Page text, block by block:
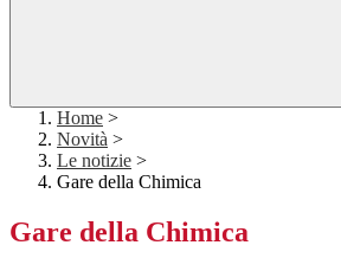
Home >
Novità >
Le notizie >
Gare della Chimica
Gare della Chimica